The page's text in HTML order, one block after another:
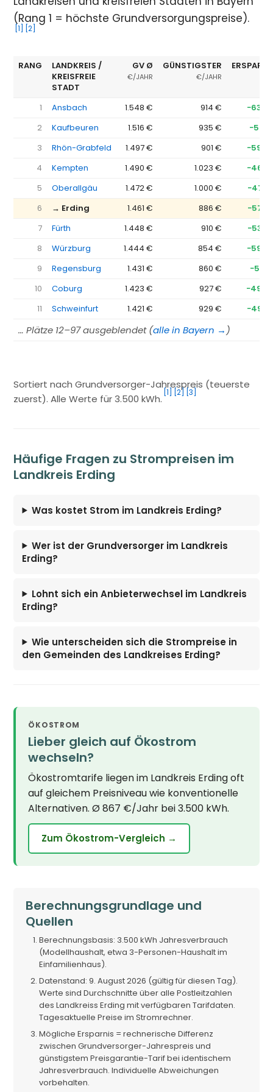
(Rang 1 = höchste Grundversorgungspreise).
[1] [2]
RANG
LANDKREIS /
KREISFREIE
STADT
GV Ø
€/JAHR
GÜNSTIGSTER
€/JAHR
1 Ansbach 1.548 € 914 €
−634
2
Kaufbeuren 1.516 € 935 €
−581
3
Rhön-Grabfeld 1.497 € 901 €
−596
4
Kempten 1.490 € 1.023 €
−467
5
Oberallgäu 1.472 € 1.000 €
−473
6
→ Erding 1.461 € 886 €
−576
7
Fürth 1.448 € 910 €
−538
8
Würzburg 1.444 € 854 €
−590
9
Regensburg 1.431 € 860 €
−571
10
Coburg 1.423 € 927 €
−496
11
Schweinfurt 1.421 € 929 € −492
… Plätze 12–97 ausgeblendet (alle in Bayern → )
Sortiert nach Grundversorger-Jahrespreis (teuerste
zuerst). Alle Werte für 3.500 kWh.
[1] [2] [3]
Häufige Fragen zu Strompreisen im
Landkreis Erding
Was kostet Strom im Landkreis Erding?
Wer ist der Grundversorger im Landkreis
Erding?
Lohnt sich ein Anbieterwechsel im Landkreis
Erding?
Wie unterscheiden sich die Strompreise in
den Gemeinden des Landkreises Erding?
ÖKOSTROM
Lieber gleich auf Ökostrom
wechseln?
Ökostromtarife liegen im Landkreis Erding oft
auf gleichem Preisniveau wie konventionelle
Alternativen. Ø 867 €/Jahr bei 3.500 kWh.
Zum Ökostrom-Vergleich →
Berechnungsgrundlage und
Quellen
Berechnungsbasis: 3.500 kWh Jahresverbrauch
(Modellhaushalt, etwa 3-Personen-Haushalt im
Einfamilienhaus).
Datenstand: 9. August 2026 (gültig für diesen Tag).
Werte sind Durchschnitte über alle Postleitzahlen
des Landkreiss Erding mit verfügbaren Tarifdaten.
Tagesaktuelle Preise im Stromrechner.
Mögliche Ersparnis = rechnerische Differenz
zwischen Grundversorger-Jahrespreis und
günstigstem Preisgarantie-Tarif bei identischem
Jahresverbrauch. Individuelle Abweichungen
vorbehalten.